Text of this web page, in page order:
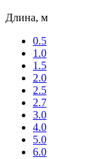
Длина, м
0.5
1.0
1.5
2.0
2.5
2.7
3.0
4.0
5.0
6.0